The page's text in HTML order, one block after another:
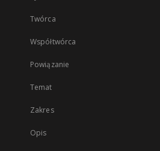
Twórca
Współtwórca
Powiązanie
Temat
Zakres
Opis